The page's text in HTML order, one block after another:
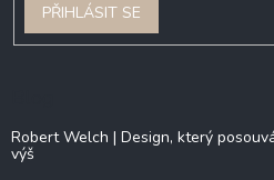
PŘIHLÁSIT SE
Robert Welch | Design, který
výš